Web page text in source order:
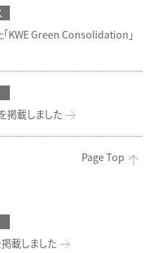
「KWE Green Consolidation」
掲載しました
Page Top
載しました